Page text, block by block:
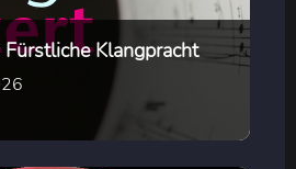
Klangpracht